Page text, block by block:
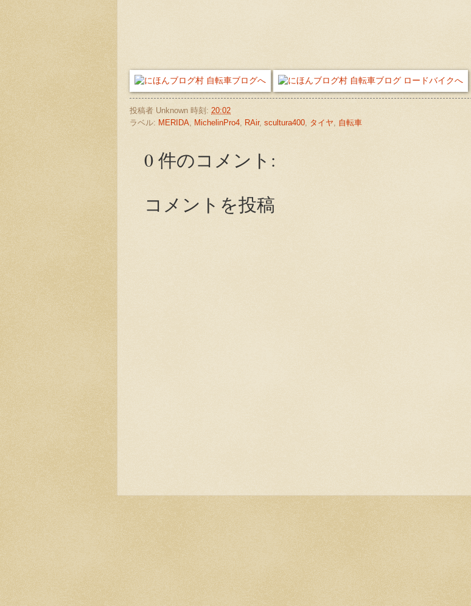
投稿者 Unknown 時刻: 20:02
ラベル: MERIDA MichelinPro4 RAir, scultura400 タイヤ 自転車
0 件のコメント:
コメントを投稿